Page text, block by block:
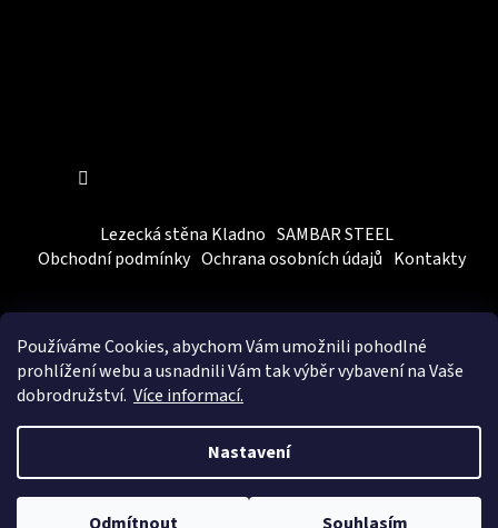
Používáme Cookies, abychom Vámumožnili pohodlné
prohlížení webu a usnadnili Vám tak výběr vybavení na Vaše
dobrodružství. Více informací.
Nastavení
Lezecká stěna Kladno SAMBAR STEEL
Obchodní podmínky Ochrana osobních údajů Kontakty
Vytvořil Shoptet
&BEOM.cz
Copyright 2026SAMBARSPORT. Všechna práva vyhrazena.